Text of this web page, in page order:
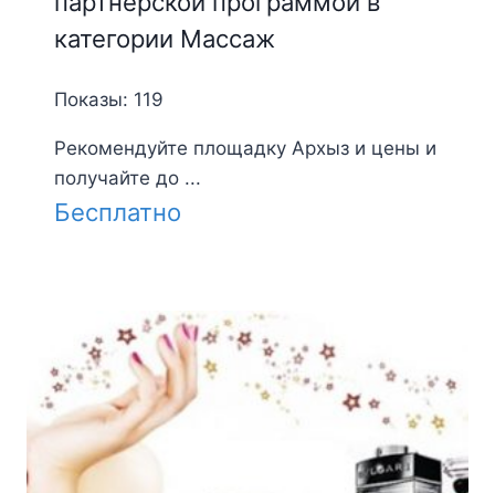
категории Массаж
Показы: 119
Рекомендуйте площадку Архыз и цены и
получайте до ...
Бесплатно